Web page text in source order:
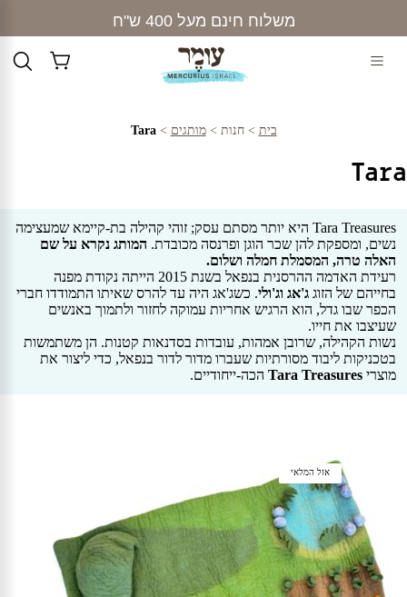
content
משלוח חינם מעל 400 ש"ח
תפירת פרחי לבד - מלאכה לכל המשפחה >>>
בית >חנות >מותגים >
Tara
Tara
Tara Treasures היא יותר מסתם עסק; זוהי קהילה בת-קיימא שמעצימה
נשים, ומספקת להן שכר הוגן ופרנסה מכובדת. המותג נקרא על שם
האלה טרה, המסמלת חמלה ושלום.
רעידת האדמה ההרסנית בנפאל בשנת 2015 הייתה נקודת מפנה
בחייהם של הזוג ג'אג וג'ולי. כשג'אג היה עד להרס שאיתו התמודדו חברי
הכפר שבו גדל, הוא הרגיש אחריות עמוקה לחזור ולתמוך באנשים
שעיצבו את חייו.
נשות הקהילה, שרובן אמהות, עובדות בסדנאות קטנות. הן משתמשות
בטכניקות ליבוד מסורתיות שעברו מדור לדור בנפאל, כדי ליצור את
מוצרי Tara Treasures הכה-ייחודיים.
אזל המלאי